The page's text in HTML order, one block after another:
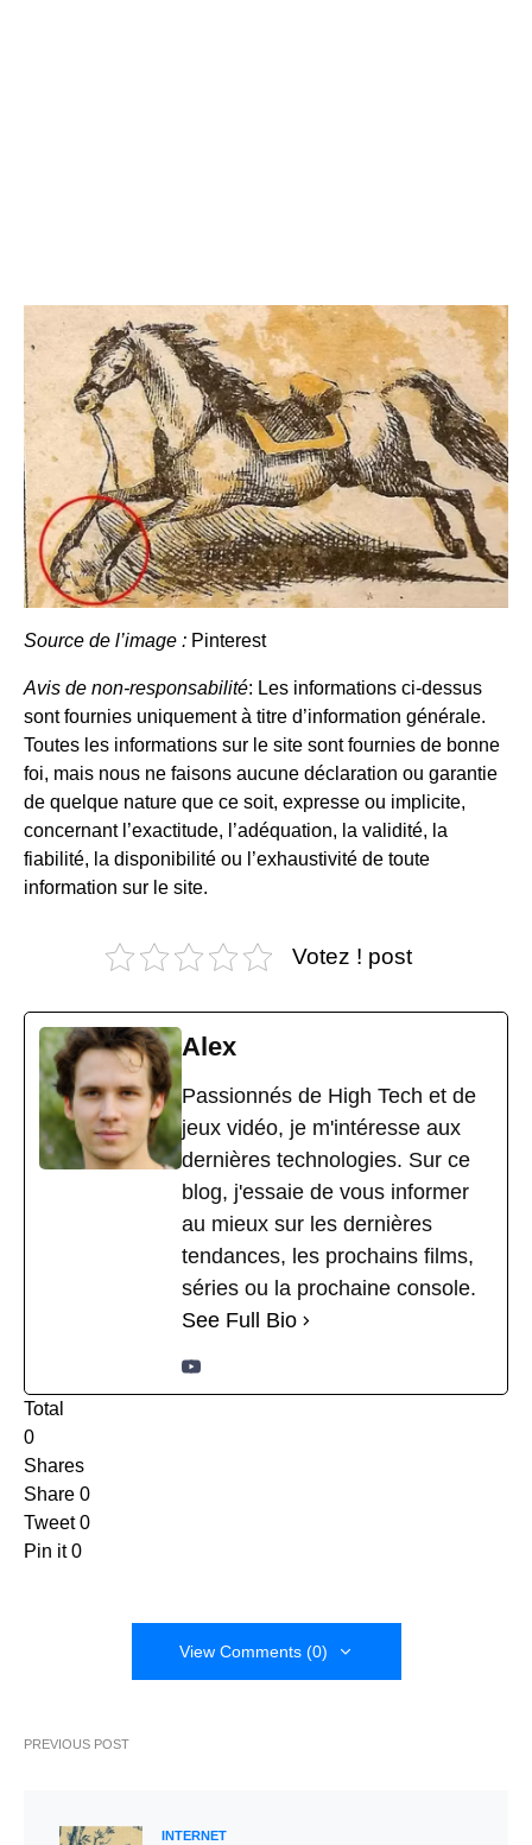
Source de l’image : Pinterest
Avis de non-responsabilité: Les informations ci-dessus
sont fournies uniquement à titre d’information générale.
Toutes les informations sur le site sont fournies de bonne
foi, mais nous ne faisons aucune déclaration ou garantie
de quelque nature que ce soit, expresse ou implicite,
concernant l’exactitude, l’adéquation, la validité, la
fiabilité, la disponibilité ou l’exhaustivité de toute
information sur le site.
Votez ! post
Alex
Passionnés de High Tech et de
jeux vidéo, je m'intéresse aux
dernières technologies. Sur ce
blog, j'essaie de vous informer
au mieux sur les dernières
tendances, les prochains films,
séries ou la prochaine console.
See Full Bio
Total
0
Shares
Share 0
Tweet 0
Pin it 0
View Comments (0)
PREVIOUS POST
INTERNET